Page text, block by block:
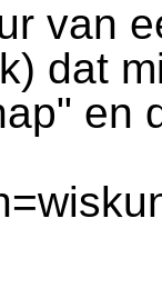
van
dat
en